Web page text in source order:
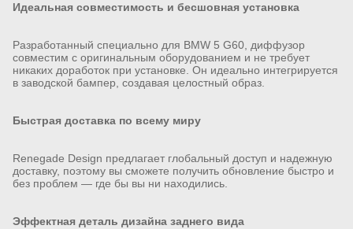
Идеальная совместимость и бесшовная установка
Разработанный специально для BMW 5 G60, диффузор
совместим с оригинальным оборудованием и не требует
никаких доработок при установке. Он идеально интегрируется
в заводской бампер, создавая целостный образ.
Быстрая доставка по всему миру
Renegade Design предлагает глобальный доступ и надежную
доставку, поэтому вы сможете получить обновление быстро и
без проблем — где бы вы ни находились.
Эффектная деталь дизайна заднего вида